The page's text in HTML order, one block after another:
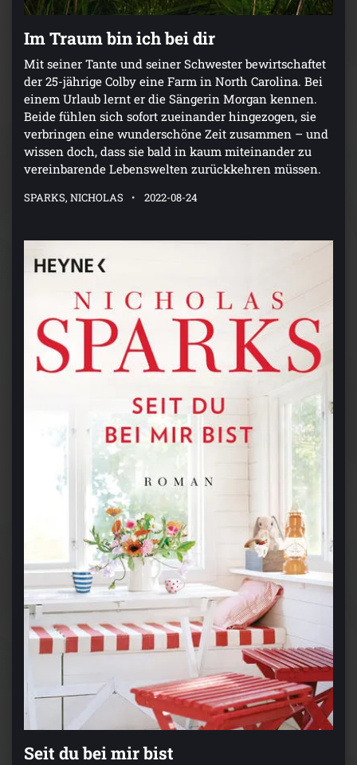
Im Traum bin ich bei dir
Mit seiner Tante und seiner Schwester bewirtschaftet
der 25-jährige Colby eine Farm in North Carolina. Bei
einem Urlaub lernt er die Sängerin Morgan kennen.
Beide fühlen sich sofort zueinander hingezogen, sie
verbringen eine wunderschöne Zeit zusammen – und
wissen doch, dass sie bald in kaum miteinander zu
vereinbarende Lebenswelten zurückkehren müssen.
SPARKS, NICHOLAS 2022-08-24
Seit du bei mir bist